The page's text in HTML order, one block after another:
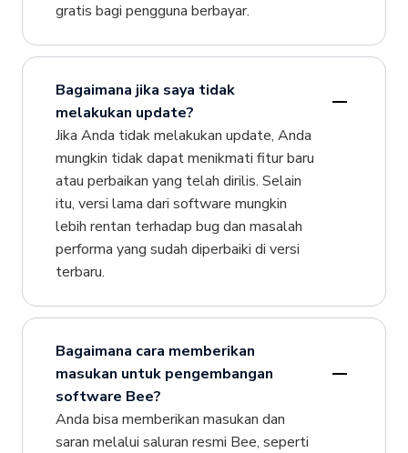
gratis bagi pengguna berbayar.
Bagaimana jika saya tidak
melakukan update?
Jika Anda tidak melakukan update, Anda
mungkin tidak dapat menikmati fitur baru
atau perbaikan yang telah dirilis. Selain
itu, versi lama dari software mungkin
lebih rentan terhadap bug dan masalah
performa yang sudah diperbaiki di versi
terbaru.
Bagaimana cara memberikan
masukan untuk pengembangan
software Bee?
Anda bisa memberikan masukan dan
saran melalui saluran resmi Bee, seperti